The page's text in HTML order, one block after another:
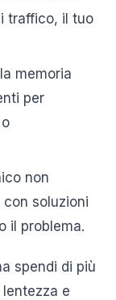
traffico, il tuo
memoria
per
non
soluzioni
il problema.
spendi di più
e